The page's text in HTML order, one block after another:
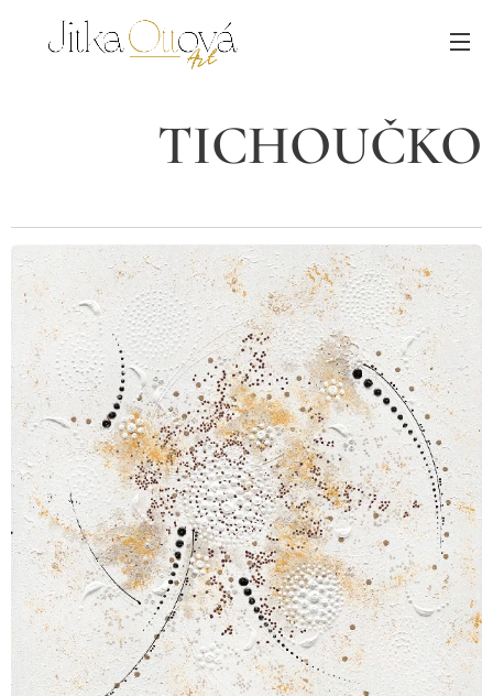
TICHOUČKO